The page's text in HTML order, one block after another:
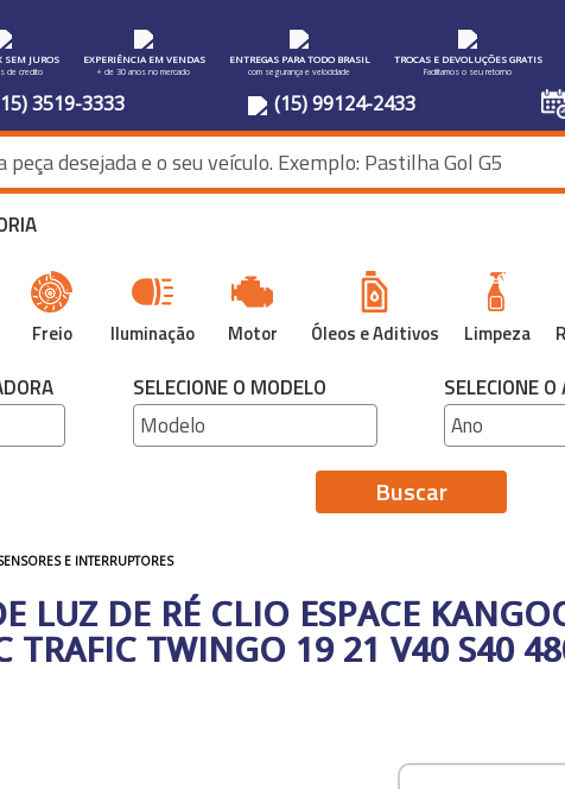
SEM JUROS
de credito
EXPERIÊNCIA EM VENDAS
+ de 30 anos no mercado
ENTREGAS PARA TODO BRASIL
com segurança e velocidade
TROCAS E DEVOLUÇÕES GRATIS
Facilitamos o seu retorno
3519-3333 (15) 99124-2433
Freio Iluminação Motor Óleos e Aditivos Limpeza
SELECIONE O MODELO SELECIONE O
Buscar
E INTERRUPTORES
LUZ DE RÉ CLIO ESPACE
TRAFIC TWINGO 19 21 V40 S40